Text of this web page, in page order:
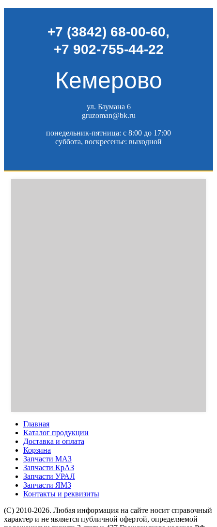
+7 (3842) 68-00-60,
+7 902-755-44-22
Кемерово
ул. Баумана 6
gruzoman@bk.ru
понедельник-пятница: c 8:00 до 17:00
суббота, воскресенье: выходной
Главная
Каталог продукции
Доставка и оплата
Корзина
Запчасти МАЗ
Запчасти КрАЗ
Запчасти УРАЛ
Запчасти ЯМЗ
Контакты и реквизиты
(C) 2010-2026. Любая информация на сайте носит справочный
характер и не является публичной офертой, определяемой